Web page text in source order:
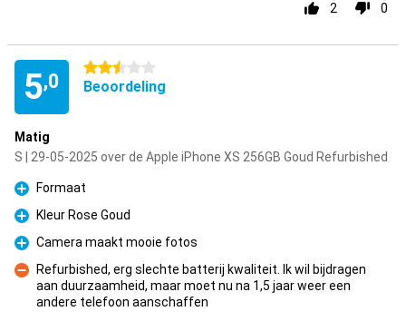
2 0
5,0
2.5 sterren
Beoordeling
Matig
S | 29-05-2025 over de Apple iPhone XS 256GB Goud Refurbished
Pluspunt
Formaat
Pluspunt
Kleur Rose Goud
Pluspunt
Camera maakt mooie fotos
Minpunt
Refurbished, erg slechte batterij kwaliteit. Ik wil bijdragen
aan duurzaamheid, maar moet nu na 1,5 jaar weer een
andere telefoon aanschaffen